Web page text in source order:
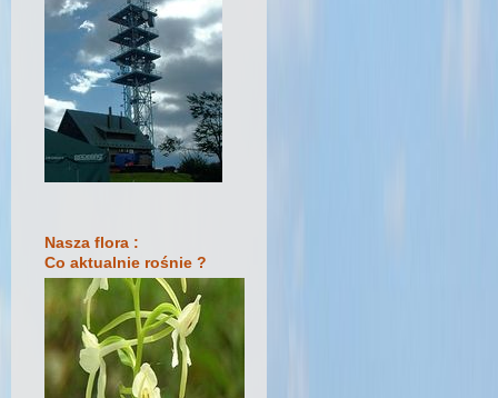
Nasza flora :
Co aktualnie rośnie ?